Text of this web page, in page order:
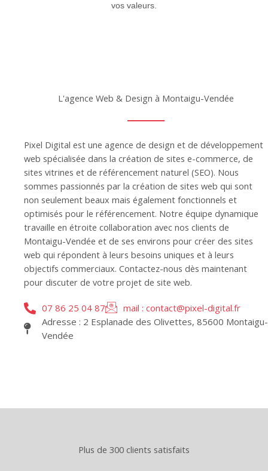
vos valeurs.
L'agence Web & Design à Montaigu-Vendée
Pixel Digital est une agence de design et de développement
web spécialisée dans la création de sites e-commerce, de
sites vitrines et de référencement naturel (SEO). Nous
sommes passionnés par la création de sites web qui sont
non seulement beaux mais également fonctionnels et
optimisés pour le référencement. Notre équipe dynamique
travaille en étroite collaboration avec nos clients de
Montaigu-Vendée et de ses environs pour créer des sites
web qui répondent à leurs besoins uniques et à leurs
objectifs commerciaux. Contactez-nous dès maintenant
pour discuter de votre projet de site web.
07 86 25 04 87
mail : contact@pixel-digital.fr
Adresse : 2 Esplanade des Olivettes, 85600 Montaigu-
Vendée
Plus de 300 clients satisfaits